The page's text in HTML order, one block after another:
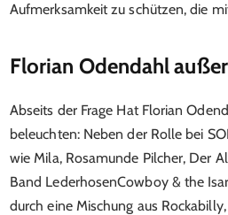
Aufmerksamkeit zu schützen, die
Florian Odendahl
Abseits der Frage Hat Florian
beleuchten: Neben der Rolle bei
wie Mila, Rosamunde Pilcher, Der
Band LederhosenCowboy & the
durch eine Mischung aus